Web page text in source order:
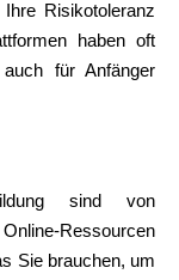
Risikotoleranz
haben oft
für Anfänger
sind von
Ressourcen
Sie brauchen, um